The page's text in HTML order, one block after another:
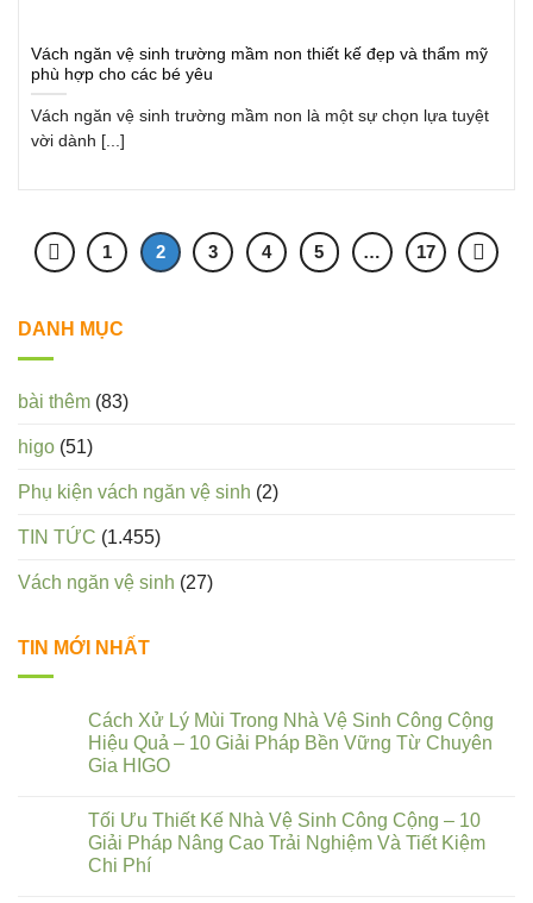
Vách ngăn vệ sinh trường mầm non thiết kế đẹp và thẩm mỹ
phù hợp cho các bé yêu
Vách ngăn vệ sinh trường mầm non là một sự chọn lựa tuyệt
vời dành [...]
1 2 3 4 5 … 17
DANH MỤC
bài thêm (83)
higo (51)
Phụ kiện vách ngăn vệ sinh (2)
TIN TỨC (1.455)
Vách ngăn vệ sinh (27)
TIN MỚI NHẤT
Cách Xử Lý Mùi Trong Nhà Vệ Sinh Công Cộng
Hiệu Quả – 10 Giải Pháp Bền Vững Từ Chuyên
Gia HIGO
Tối Ưu Thiết Kế Nhà Vệ Sinh Công Cộng – 10
Giải Pháp Nâng Cao Trải Nghiệm Và Tiết Kiệm
Chi Phí